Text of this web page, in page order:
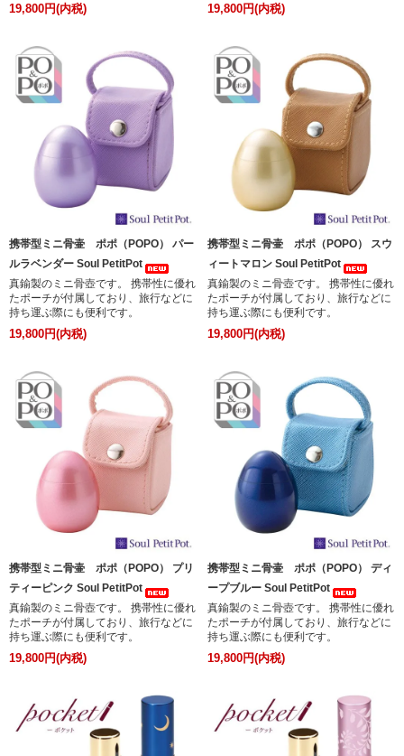
19,800円(内税) 19,800円(内税)
携帯型ミニ骨壷 ポポ（POPO） パー
ルラベンダー Soul PetitPot
真鍮製のミニ骨壺です。 携帯性に優れ
たポーチが付属しており、旅行などに
持ち運ぶ際にも便利です。
19,800円(内税)
携帯型ミニ骨壷 ポポ（POPO） スウ
ィートマロン Soul PetitPot
真鍮製のミニ骨壺です。 携帯性に優れ
たポーチが付属しており、旅行などに
持ち運ぶ際にも便利です。
19,800円(内税)
携帯型ミニ骨壷 ポポ（POPO） プリ
ティーピンク Soul PetitPot
真鍮製のミニ骨壺です。 携帯性に優れ
たポーチが付属しており、旅行などに
持ち運ぶ際にも便利です。
19,800円(内税)
携帯型ミニ骨壷 ポポ（POPO） ディ
ープブルー Soul PetitPot
真鍮製のミニ骨壺です。 携帯性に優れ
たポーチが付属しており、旅行などに
持ち運ぶ際にも便利です。
19,800円(内税)